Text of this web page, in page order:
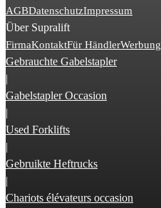
AGBDatenschutzImpressum
Über Supralift
FirmaKontaktFür HändlerWerbung
Gebrauchte Gabelstapler
|
Gabelstapler Occasion
|
Used Forklifts
|
Gebruikte Heftrucks
|
Chariots élévateurs occasion